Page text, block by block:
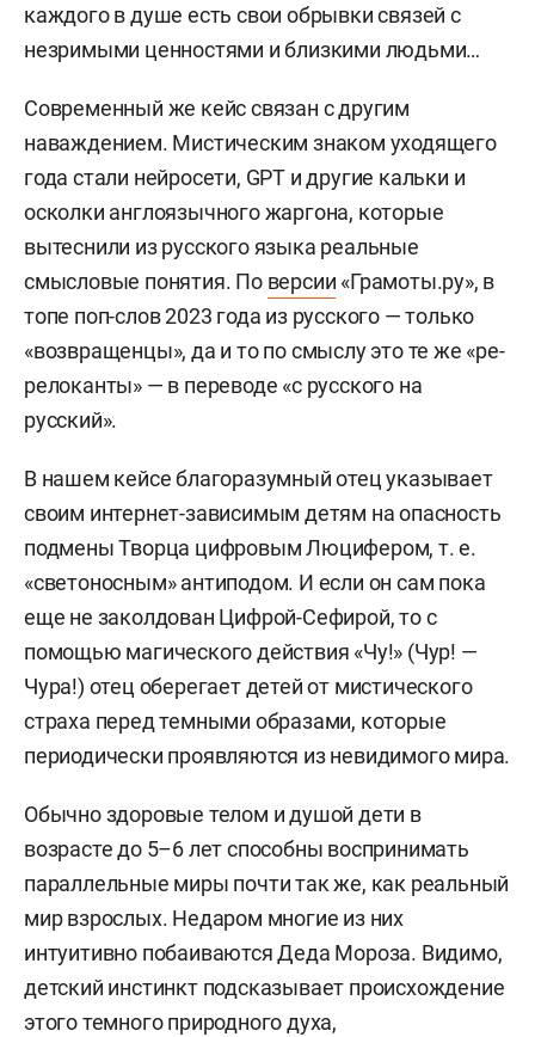
каждого в душе есть свои обрывки связей с
незримыми ценностями и близкими людьми…
Современный же кейс связан с другим
наваждением. Мистическим знаком уходящего
года стали нейросети, GPT и другие кальки и
осколки англоязычного жаргона, которые
вытеснили из русского языка реальные
смысловые понятия. По версии «Грамоты.ру», в
топе поп-слов 2023 года из русского — только
«возвращенцы», да и то по смыслу это те же «ре-
релоканты» — в переводе «с русского на
русский».
В нашем кейсе благоразумный отец указывает
своим интернет-зависимым детям на опасность
подмены Творца цифровым Люцифером, т. е.
«светоносным» антиподом. И если он сам пока
еще не заколдован Цифрой-Сефирой, то с
помощью магического действия «Чу!» (Чур! —
Чура!) отец оберегает детей от мистического
страха перед темными образами, которые
периодически проявляются из невидимого мира.
Обычно здоровые телом и душой дети в
возрасте до 5–6 лет способны воспринимать
параллельные миры почти так же, как реальный
мир взрослых. Недаром многие из них
интуитивно побаиваются Деда Мороза. Видимо,
детский инстинкт подсказывает происхождение
этого темного природного духа,